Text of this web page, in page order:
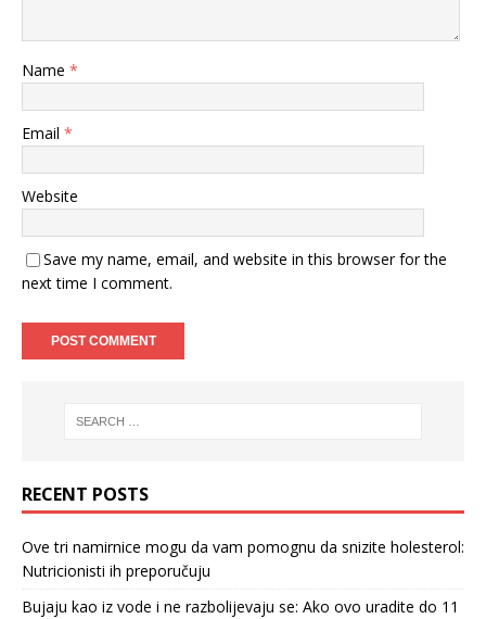
Name *
Email *
Website
Save my name, email, and website in this browser for the
next time I comment.
RECENT POSTS
Ove tri namirnice mogu da vam pomognu da snizite holesterol:
Nutricionisti ih preporučuju
Bujaju kao iz vode i ne razbolijevaju se: Ako ovo uradite do 11